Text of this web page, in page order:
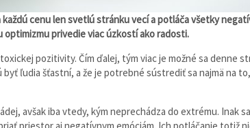
každú cenu len svetlú stránku vecí a potláča všetky
privedie viac úzkostí ako radosti.
pozitivity. Čím ďalej, tým viac je možné sa denne
byť ľudia šťastní, a že je potrebné sústrediť sa najmä na
avšak iba vtedy, kým neprechádza do extrému. Inak